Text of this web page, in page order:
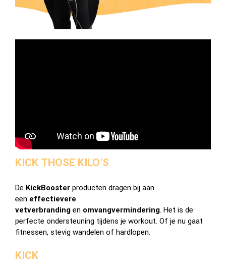
KICK THOSE KILO’S
De KickBooster producten dragen bij aan
een effectievere
vetverbranding en omvangvermindering. Het is de
perfecte ondersteuning tijdens je workout. Of je nu gaat
fitnessen, stevig wandelen of hardlopen.
KICK